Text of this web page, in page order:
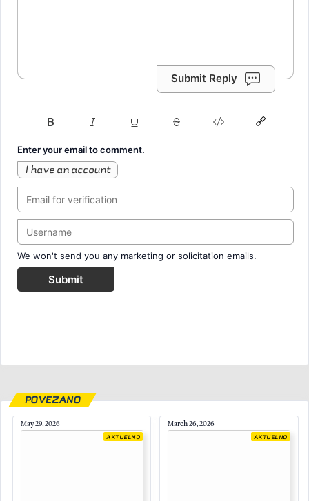
Submit Reply
Enter your email to comment.
I have an account
We won't send you any marketing or solicitation emails.
Submit
POVEZANO
May 29, 2026
AKTUELNO
March 26, 2026
AKTUELNO